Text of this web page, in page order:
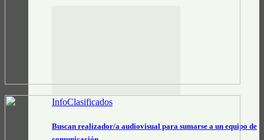
InfoClasificados
Buscan realizador/a audiovisual para sumarse a un equipo de